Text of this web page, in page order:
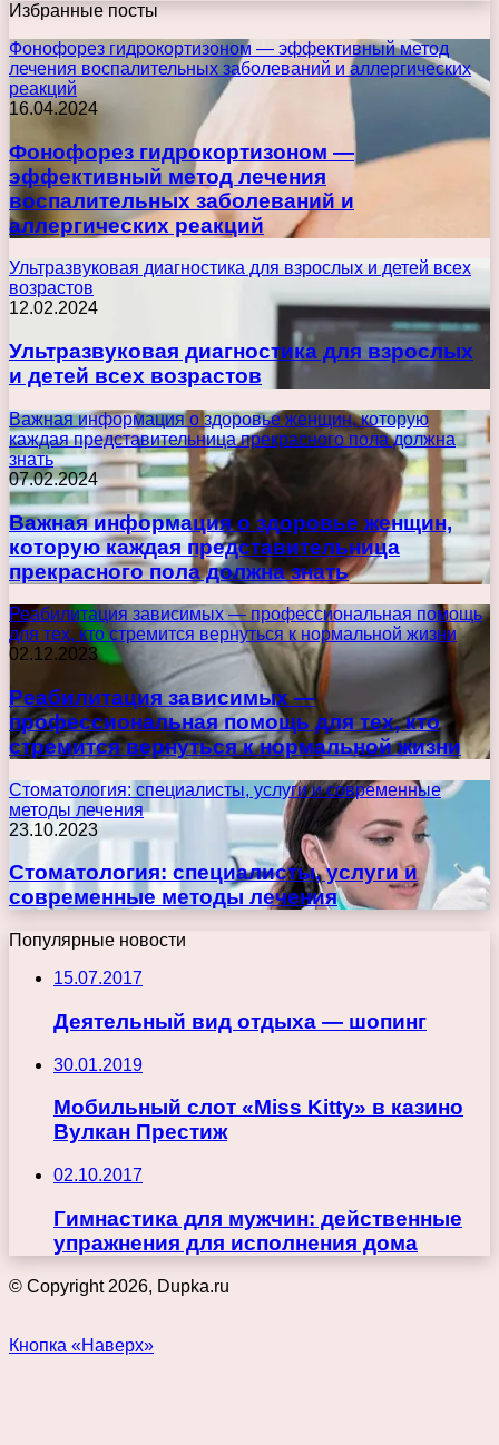
Избранные посты
Фонофорез гидрокортизоном — эффективный метод
лечения воспалительных заболеваний и аллергических
реакций
16.04.2024
Фонофорез гидрокортизоном —
эффективный метод лечения
воспалительных заболеваний и
аллергических реакций
Ультразвуковая диагностика для взрослых и детей всех
возрастов
12.02.2024
Ультразвуковая диагностика для взрослых
и детей всех возрастов
Важная информация о здоровье женщин, которую
каждая представительница прекрасного пола должна
знать
07.02.2024
Важная информация о здоровье женщин,
которую каждая представительница
прекрасного пола должна знать
Реабилитация зависимых — профессиональная помощь
для тех, кто стремится вернуться к нормальной жизни
02.12.2023
Реабилитация зависимых —
профессиональная помощь для тех, кто
стремится вернуться к нормальной жизни
Стоматология: специалисты, услуги и современные
методы лечения
23.10.2023
Стоматология: специалисты, услуги и
современные методы лечения
Популярные новости
15.07.2017
Деятельный вид отдыха — шопинг
30.01.2019
Мобильный слот «Miss Kitty» в казино
Вулкан Престиж
02.10.2017
Гимнастика для мужчин: действенные
упражнения для исполнения дома
© Copyright 2026, Dupka.ru
Кнопка «Наверх»